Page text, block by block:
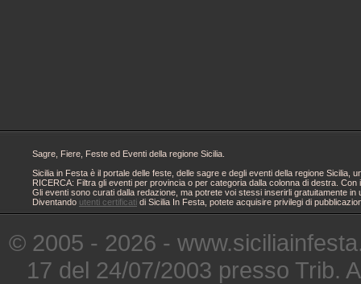
Sagre, Fiere, Feste ed Eventi della regione Sicilia.
Sicilia in Festa è il portale delle feste, delle sagre e degli eventi della regione
RICERCA: Filtra gli eventi per provincia o per categoria dalla colonna di destra.
Gli eventi sono curati dalla redazione, ma potrete voi stessi inserirli gratuitamente
Diventando utenti certificati di Sicilia In Festa, potete acquisire privilegi di
© 2005 - 2026 -
17 del 24/07/2003 presso Trib.